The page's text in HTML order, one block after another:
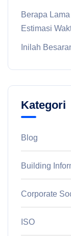
Berapa
Estimasi
Inilah
Kategori
Blog
Building
Corporate
ISO